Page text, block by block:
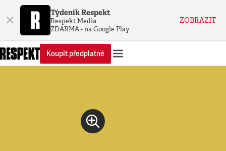
× Týdeník Respekt
Respekt Media
ZDARMA - na Google Play
ZOBRAZIT
Koupit předplatné